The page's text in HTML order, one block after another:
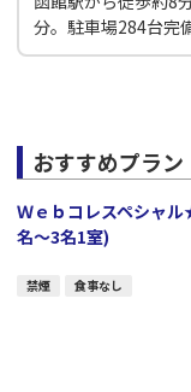
分。駐車場284台完
おすすめプラン
Ｗｅｂコレスペシャ
名～3名1室)
禁煙 食事なし